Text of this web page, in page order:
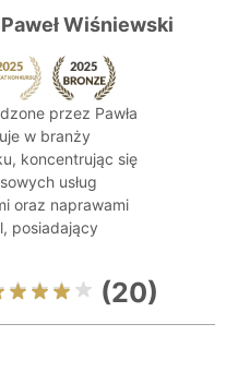
Paweł Wiśniewski
przez Pawła
w branży
koncentrując się
usług
oraz naprawami
posiadający
(20)